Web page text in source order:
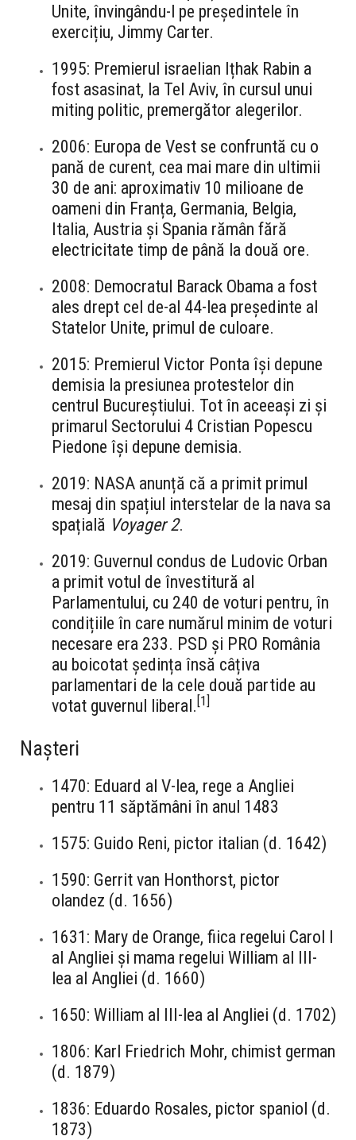
Unite, învingându-l pe președintele în
exercițiu, Jimmy Carter.
1995: Premierul israelian Ițhak Rabin a
fost asasinat, la Tel Aviv, în cursul unui
miting politic, premergător alegerilor.
2006: Europa de Vest se confruntă cu o
pană de curent, cea mai mare din ultimii
30 de ani: aproximativ 10 milioane de
oameni din Franța, Germania, Belgia,
Italia, Austria și Spania rămân fără
electricitate timp de până la două ore.
2008: Democratul Barack Obama a fost
ales drept cel de-al 44-lea președinte al
Statelor Unite, primul de culoare.
2015: Premierul Victor Ponta își depune
demisia la presiunea protestelor din
centrul Bucureștiului. Tot în aceeași zi și
primarul Sectorului 4 Cristian Popescu
Piedone își depune demisia.
2019: NASA anunță că a primit primul
mesaj din spațiul interstelar de la nava sa
spațială Voyager 2.
2019: Guvernul condus de Ludovic Orban
a primit votul de învestitură al
Parlamentului, cu 240 de voturi pentru, în
condițiile în care numărul minim de voturi
necesare era 233. PSD și PRO România
au boicotat ședința însă câțiva
parlamentari de la cele două partide au
votat guvernul liberal. [1]
Nașteri
1470: Eduard al V-lea, rege a Angliei
pentru 11 săptămâni în anul 1483
1575: Guido Reni, pictor italian (d. 1642)
1590: Gerrit van Honthorst, pictor
olandez (d. 1656)
1631: Mary de Orange, fiica regelui Carol I
al Angliei și mama regelui William al III-
lea al Angliei (d. 1660)
1650: William al III-lea al Angliei (d. 1702)
1806: Karl Friedrich Mohr, chimist german
(d. 1879)
1836: Eduardo Rosales, pictor spaniol (d.
1873)